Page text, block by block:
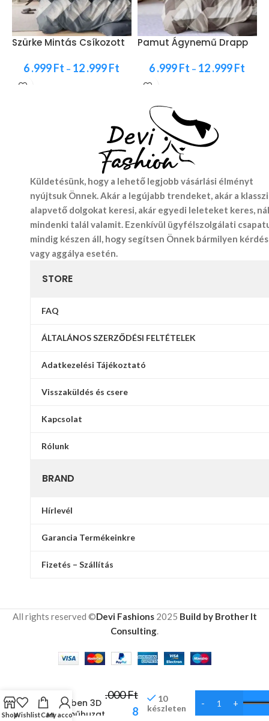
Szürke Mintás Csíkozott
6 .999Ft – 12 .999Ft
Pamut Ágynemű Drapp
6 .999Ft – 12 .999Ft
Küldetésünk, hogy a lehető legjobb vásárlási élményt
nyújtsuk Önnek. Akár a legújabb trendeket, akár a
alapvető dolgokat keresi, akár egyedi leleteket keres,
mindenki talál valamit. Ezenkívül ügyfélszolgálati
mindig készen áll, hogy segítsen Önnek bármilyen
vagy aggálya esetén.
STORE
FAQ
ÁLTALÁNOS SZERZŐDÉSI FELTÉTELEK
Adatkezelési Tájékoztató
Visszaküldés és csere
Kapcsolat
Rólunk
BRAND
Hírlevél
Garancia Termékeinkre
Fizetés – Szállítás
All rights reserved ©Devi Fashions2025 Build by Brother It
Consulting.
hóesésben 3D
ágyneműhuzat
.000Ft
8
10
készleten
ShopWishlistCartMy account